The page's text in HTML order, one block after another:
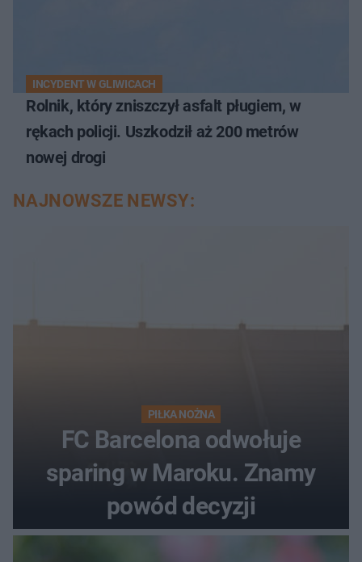
INCYDENT W GLIWICACH
Rolnik, który zniszczył asfalt pługiem, w
rękach policji. Uszkodził aż 200 metrów
nowej drogi
NAJNOWSZE NEWSY:
PIŁKA NOŻNA
FC Barcelona odwołuje
sparing w Maroku. Znamy
powód decyzji